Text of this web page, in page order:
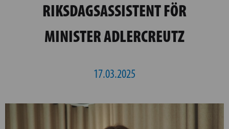
RIKSDAGSASSISTENT FÖR
MINISTER ADLERCREUTZ
17.03.2025